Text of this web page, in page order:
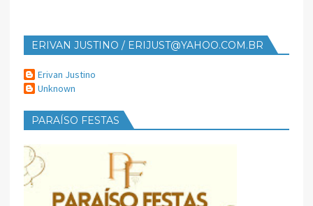
ERIVAN JUSTINO / ERIJUST@YAHOO.COM.BR
Erivan Justino
Unknown
PARAÍSO FESTAS